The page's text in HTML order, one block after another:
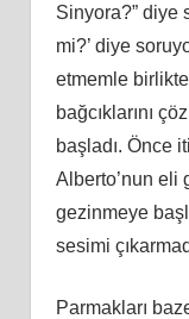
Sinyora?” diye
mi?’ diye
etmemle
bağcıklarını
başladı. Önce
Alberto’nun eli
gezinmeye
sesimi
Parmakları